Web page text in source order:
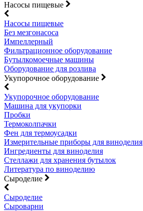
Насосы пищевые
Насосы пищевые
Без мезгонасоса
Импеллерный
Фильтрационное оборудование
Бутылкомоечные машины
Оборудование для розлива
Укупорочное оборудование
Укупорочное оборудование
Машина для укупорки
Пробки
Термоколпачки
Фен для термоусадки
Измерительные приборы для виноделия
Ингредиенты для виноделия
Стеллажи для хранения бутылок
Литература по виноделию
Сыроделие
Сыроделие
Сыроварни